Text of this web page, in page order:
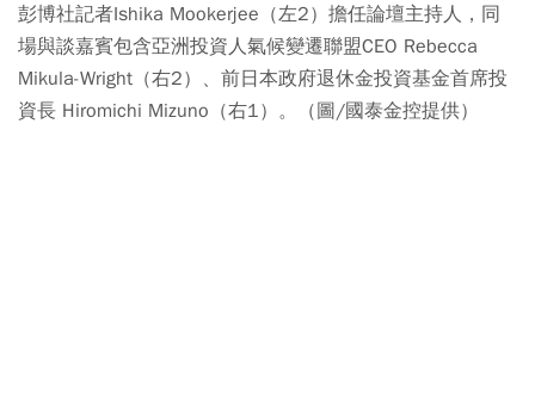
彭博社記者Ishika Mookerjee（左2）擔任論壇主持人，同
場與談嘉賓包含亞洲投資人氣候變遷聯盟CEO Rebecca
Mikula-Wright（右2）、前日本政府退休金投資基金首席投
資長 Hiromichi Mizuno（右1）。（圖/國泰金控提供）